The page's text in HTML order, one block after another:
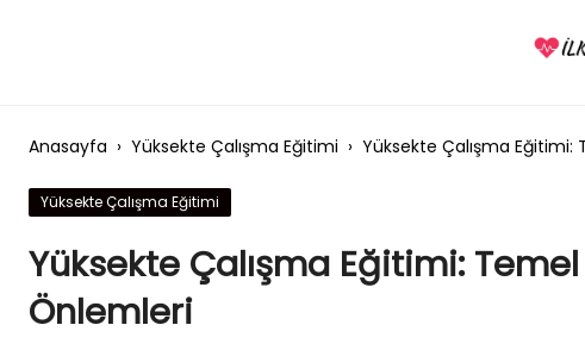
Anasayfa › Yüksekte Çalışma Eğitimi › Yüksekte Çalışma
Yüksekte Çalışma Eğitimi
Yüksekte Çalışma Eğitimi:
Önlemleri